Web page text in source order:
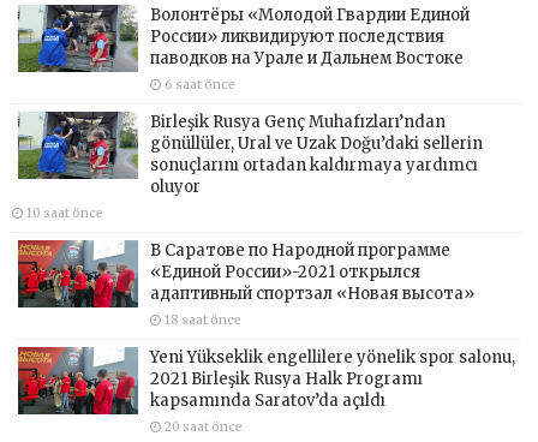
Волонтёры «Молодой Гвардии Единой
России» ликвидируют последствия
паводков на Урале и Дальнем Востоке
6 saat önce
Birleşik Rusya Genç Muhafızları’ndan
gönüllüler, Ural ve Uzak Doğu’daki sellerin
sonuçlarını ortadan kaldırmaya yardımcı
oluyor
10 saat önce
В Саратове по Народной программе
«Единой России»-2021 открылся
адаптивный спортзал «Новая высота»
18 saat önce
Yeni Yükseklik engellilere yönelik spor salonu,
2021 Birleşik Rusya Halk Programı
kapsamında Saratov’da açıldı
20 saat önce